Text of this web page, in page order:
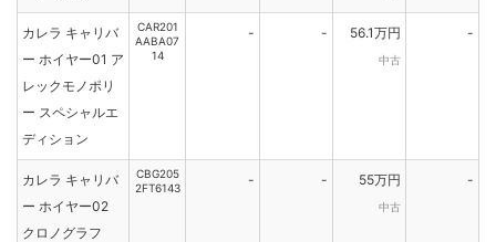
カレラ キャリバ
ー ホイヤー01 ア
レックモノポリ
ー スペシャルエ
ディション
CAR201
AABA07
14
- - 56.1万円
中古
-
カレラ キャリバ
ー ホイヤー02
クロノグラフ
CBG205
2FT6143
- - 55万円
中古
-